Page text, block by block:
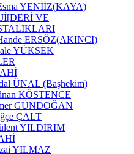
YENİİZ(KAYA)
VE
ERSÖZ(AKINCI)
YÜKSEK
ÜNAL (Başhekim)
KÖSTENCE
GÜNDOĞAN
ÇALT
YILDIRIM
YILMAZ